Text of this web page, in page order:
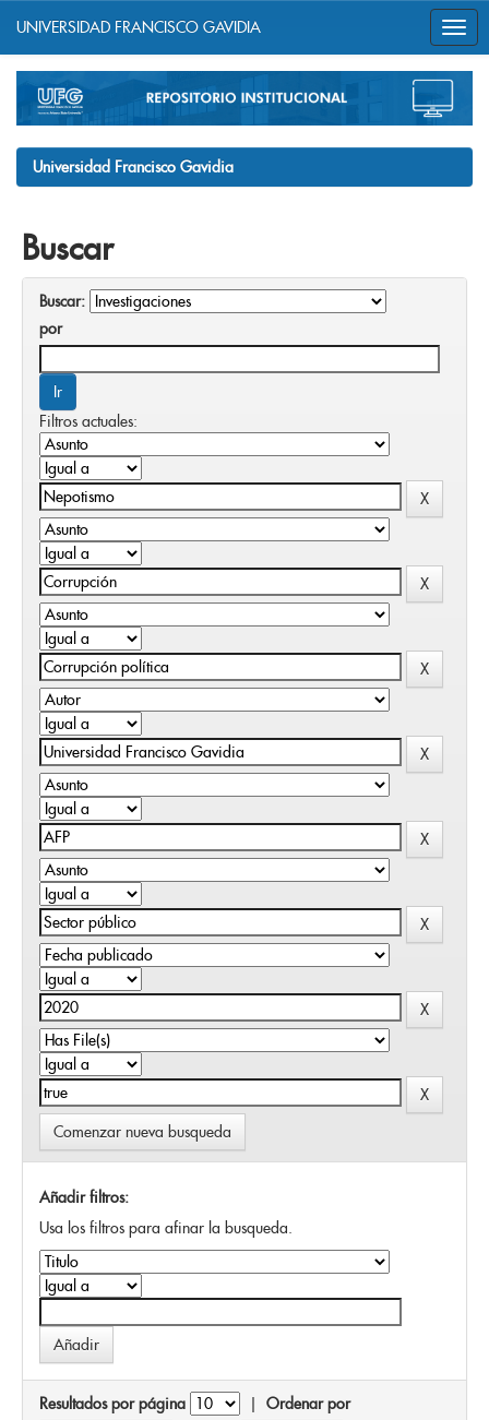
navigation
UNIVERSIDAD FRANCISCO GAVIDIA
Universidad Francisco Gavidia
Buscar
Buscar:
por
Filtros actuales:
Comenzar nueva busqueda
Añadir filtros:
Usa los filtros para afinar la busqueda.
Resultados por página | Ordenar por